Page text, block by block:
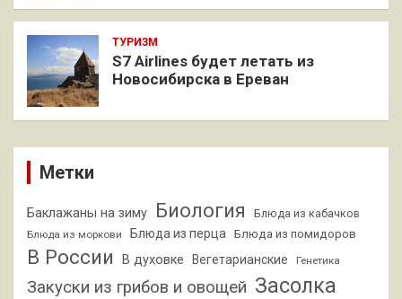
ТУРИЗМ
S7 Airlines будет летать из
Новосибирска в Ереван
Метки
Баклажаны на зиму Биология Блюда из кабачков
Блюда из моркови Блюда из перца Блюда из помидоров
В России В духовке Вегетарианские Генетика
Закуски из грибов и овощей Засолка